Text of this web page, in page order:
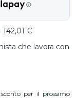
€
che lavora con
per il prossimo